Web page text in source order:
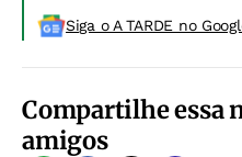
Siga o A TARDE no
Compartilhe essa
amigos